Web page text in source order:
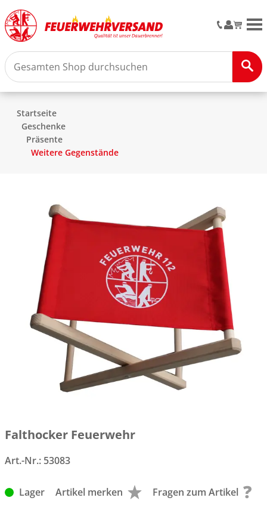
Startseite
Geschenke
Präsente
Weitere Gegenstände
Falthocker Feuerwehr
Art.-Nr.: 53083
Lager Artikel merken Fragen zum Artikel